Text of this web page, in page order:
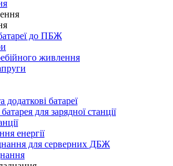
до ПБЖ
живлення
додаткові батареї
для зарядної станції
енергії
для серверних ДБЖ